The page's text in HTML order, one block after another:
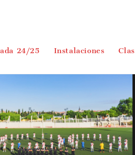
24/25 Instalaciones
Senior